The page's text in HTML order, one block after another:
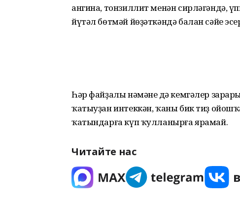
ангина, тонзиллит менән сирләгәндә,
йүтәл бөтмәй йөҙәткәндә балан сәйе
Һәр файҙалы нәмәнең дә кемгәлер
ҡатыуҙан интеккән, ҡаны бик тиҙ
ҡатындарға күп ҡулланырға ярамай.
Читайте нас